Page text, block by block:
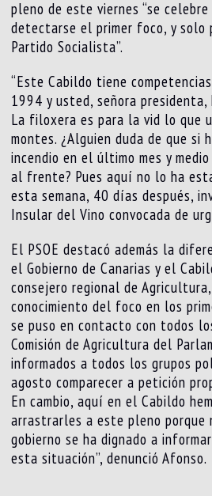
pleno de este viernes “se
detectarse el primer foco, y solo
Partido Socialista”.
“Este Cabildo tiene
1994 y usted, señora
La filoxera es para la vid lo que
montes. ¿Alguien duda de que si
incendio en el último mes y
al frente? Pues aquí no lo ha
esta semana, 40 días después,
Insular del Vino convocada de
El PSOE destacó además la
el Gobierno de Canarias y el
consejero regional de
conocimiento del foco en los
se puso en contacto con todos
Comisión de Agricultura del
informados a todos los grupos
agosto comparecer a petición
En cambio, aquí en el Cabildo
arrastrarles a este pleno porque
gobierno se ha dignado a
esta situación”, denunció Afonso.